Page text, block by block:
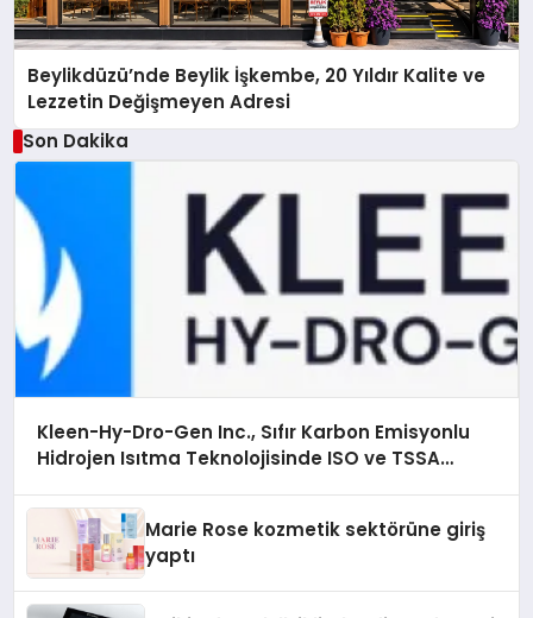
Beylikdüzü’nde Beylik İşkembe, 20 Yıldır Kalite ve
Lezzetin Değişmeyen Adresi
Son Dakika
Kleen-Hy-Dro-Gen Inc., Sıfır Karbon Emisyonlu
Hidrojen Isıtma Teknolojisinde ISO ve TSSA
Marie Rose kozmetik sektörüne giriş
yaptı